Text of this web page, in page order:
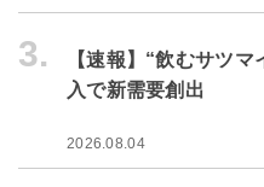
3.
【速報】“飲むサツ
入で新需要創出
2026.08.04